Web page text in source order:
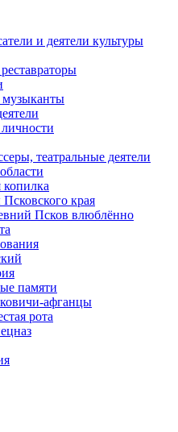
и деятели культуры
театральные деятели
копилка
края
Псков влюблённо
памяти
афганцы
рота